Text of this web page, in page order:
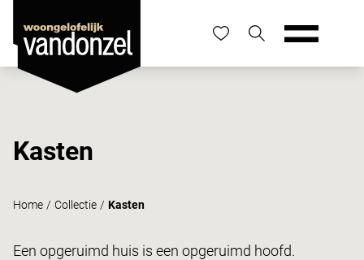
Kasten
Home / Collectie / Kasten
Een opgeruimd huis is een opgeruimd hoofd.